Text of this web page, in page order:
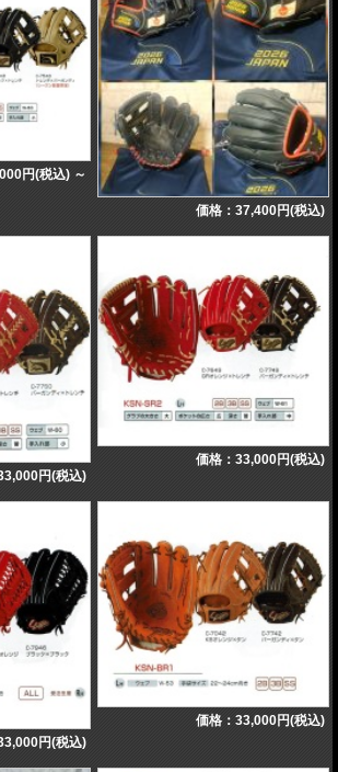
円(税込) ～
価格：37,400円(税込)
円(税込)
価格：33,000円(税込)
円(税込)
価格：33,000円(税込)